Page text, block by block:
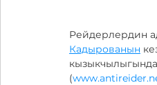
Рейдерлердин
Кадырованын
(